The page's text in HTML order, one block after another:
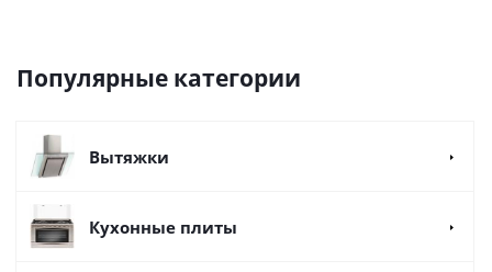
Популярные категории
Вытяжки
Кухонные плиты